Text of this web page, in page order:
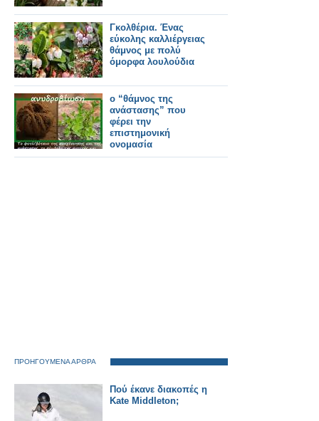
Γκολθέρια. Ένας
εύκολης καλλιέργειας
θάμνος με πολύ
όμορφα λουλούδια
ο “θάμνος της
ανάστασης” που
φέρει την
επιστημονική
ονομασία
Myrothamnus
ΠΡΟΗΓΟΥΜΕΝΑ ΑΡΘΡΑ
Πού έκανε διακοπές η
Kate Middleton;